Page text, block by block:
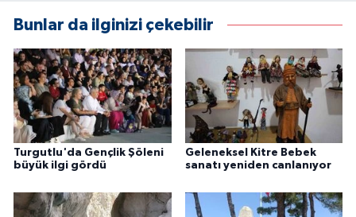
Bunlar da ilginizi çekebilir
Turgutlu'da Gençlik Şöleni
büyük ilgi gördü
Geleneksel Kitre Bebek
sanatı yeniden canlanıyor